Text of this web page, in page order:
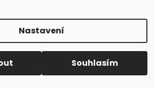
Nastavení
Souhlasím
NUK
O.B.
OASIS